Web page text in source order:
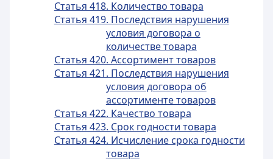
Статья 418. Количество товара
Статья 419. Последствия нарушения
условия договора о
количестве товара
Статья 420. Ассортимент товаров
Статья 421. Последствия нарушения
условия договора об
ассортименте товаров
Статья 422. Качество товара
Статья 423. Срок годности товара
Статья 424. Исчисление срока годности
товара